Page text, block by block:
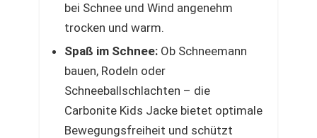
bei Schnee und Wind angenehm
trocken und warm.
Spaß im Schnee: Ob Schneemann
bauen, Rodeln oder
Schneeballschlachten – die
Carbonite Kids Jacke bietet optimale
Bewegungsfreiheit und schützt